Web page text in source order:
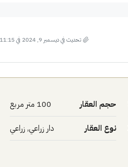
تحديث في ديسمبر 9, 2024 في 11:15 م
حجم العقار 100 متر مربع
نوع العقار دار زراعي, زراعي